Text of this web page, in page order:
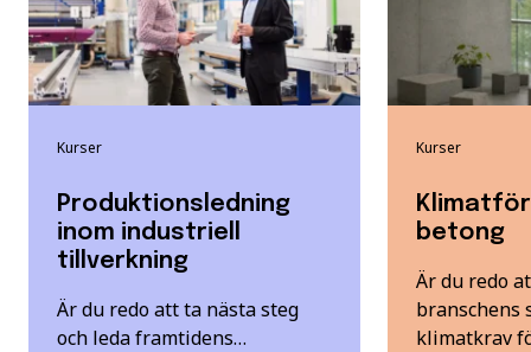
Kurser
Produktionsledning
inom industriell
tillverkning
Är du redo att ta nästa steg
och leda framtidens…
Kurser
betong
Är du redo
branschens
klimatkrav